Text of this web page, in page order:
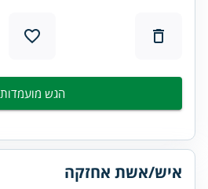
הגש מועמדות
איש/אשת אחזקה